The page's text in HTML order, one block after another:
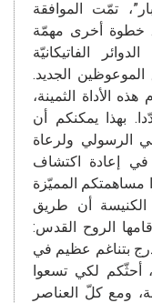
تمّت الموافقة
عليه في حزيران/يونيو 2008. خطوة أخرى مهمّة
الفاتيكانيّة
الموعوظين الجديد.
الأداة الثمينة،
بهذا يمكنكم أن
الرسولي ولرعاة
في إعادة اكتشاف
مساهمتكم المميّزة
الكنيسة أن طريق
الروح القدس:
بتناغم عظيم في
لكي تسعوا
ومع كلّ العناصر